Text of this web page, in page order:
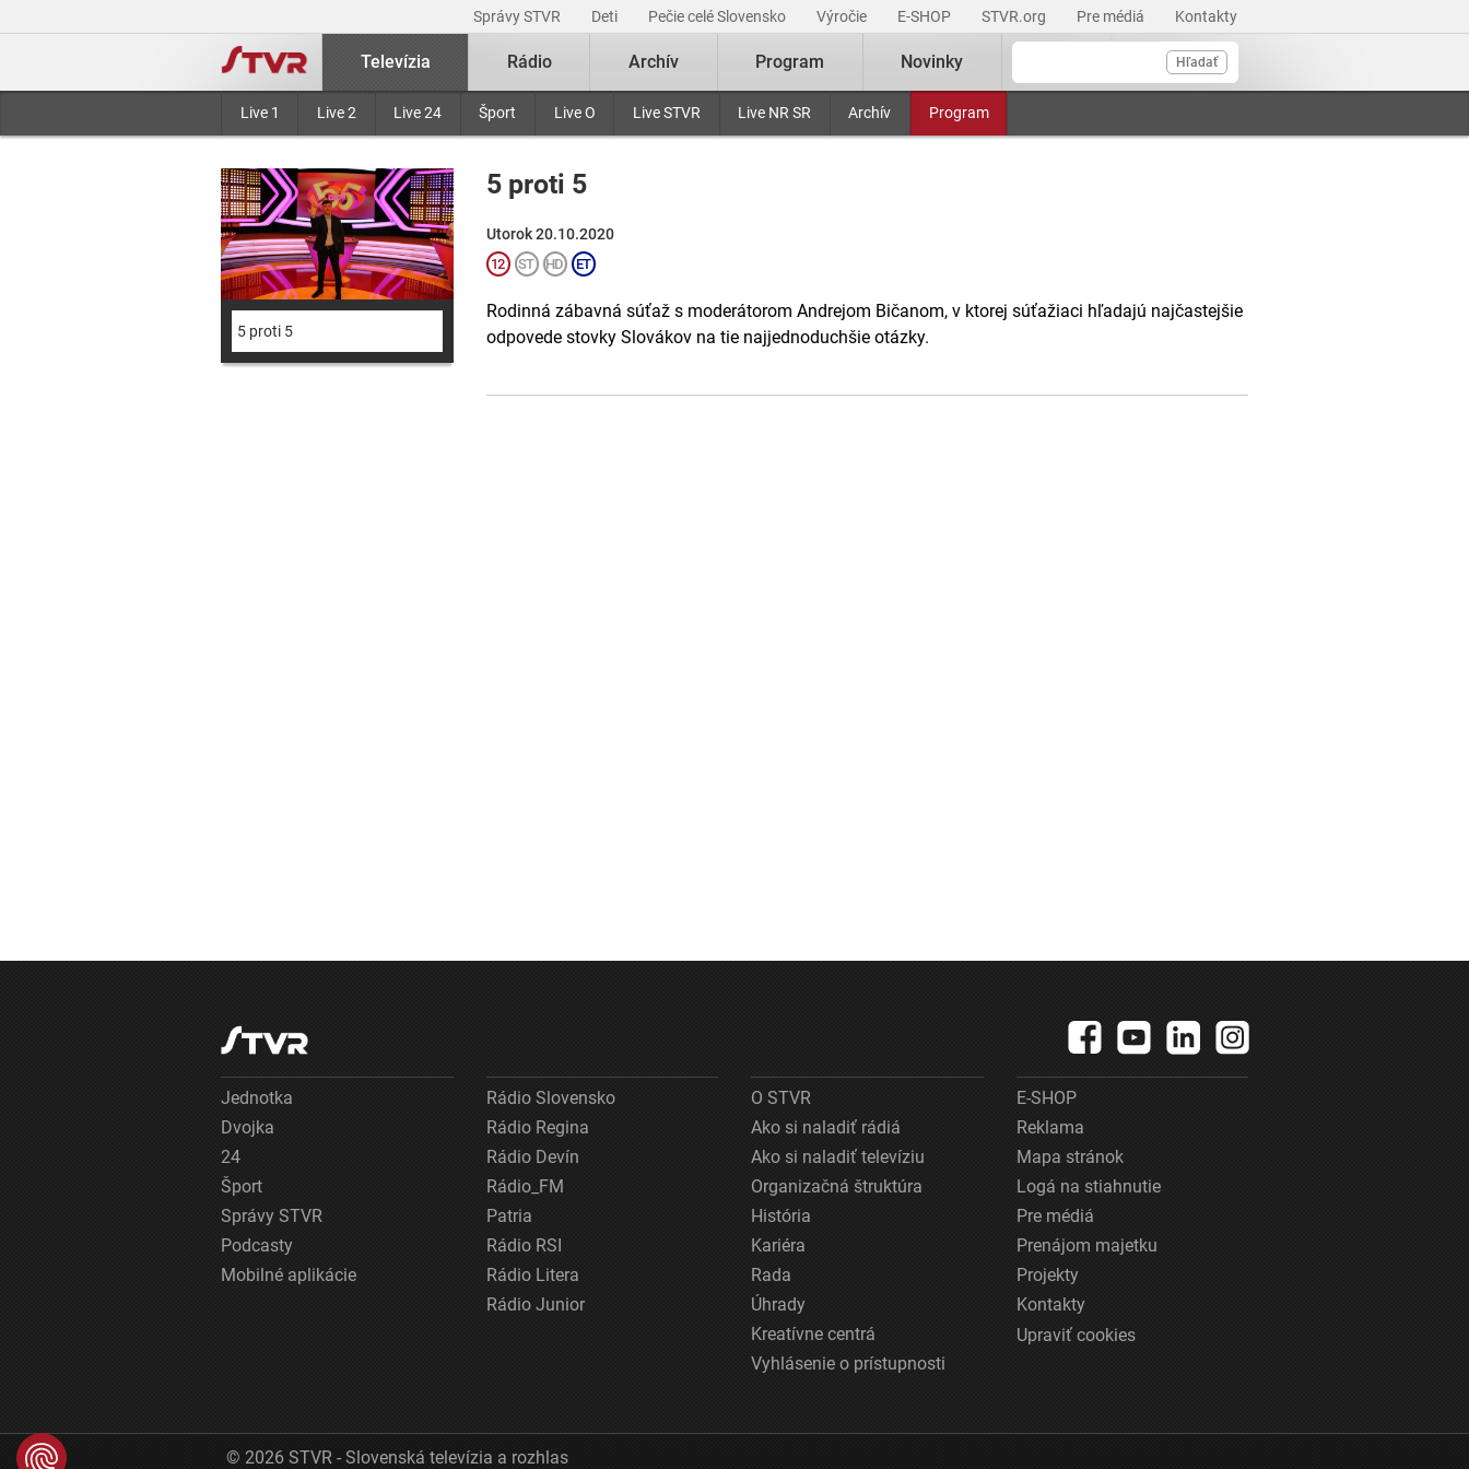
Správy STVR Deti Pečie celé Slovensko Výročie E-SHOP STVR.org Pre médiá Kontakty
Hľadať
Televízia
Live 1 Live 2 Live 24 Šport Live O Live STVR Live NR SR Archív Program
Rádio Archív Program Novinky
5 proti 5
5 proti 5
Utorok 20.10.2020
Rodinná zábavná súťaž s moderátorom Andrejom Bičanom, v ktorej súťažiaci hľadajú najčastejšie
odpovede stovky Slovákov na tie najjednoduchšie otázky.
Jednotka
Dvojka
24
Šport
Správy STVR
Podcasty
Mobilné aplikácie
Rádio Slovensko
Rádio Regina
Rádio Devín
Rádio_FM
Patria
Rádio RSI
Rádio Litera
Rádio Junior
O STVR
Ako si naladiť rádiá
Ako si naladiť televíziu
Organizačná štruktúra
História
Kariéra
Rada
Úhrady
Kreatívne centrá
Vyhlásenie o prístupnosti
E-SHOP
Reklama
Mapa stránok
Logá na stiahnutie
Pre médiá
Prenájom majetku
Projekty
Kontakty
Upraviť cookies
© 2026 STVR - Slovenská televízia a rozhlas